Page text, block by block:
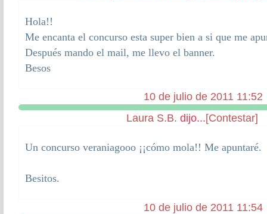
Hola!!
Me encanta el concurso esta super bien a si que me
Después mando el mail, me llevo el banner.
Besos
10 de julio de 2011 11:52
Laura S.B. dijo...[Contestar]
Un concurso veraniagooo ¡¡cómo mola!! Me apuntaré.
Besitos.
10 de julio de 2011 11:54